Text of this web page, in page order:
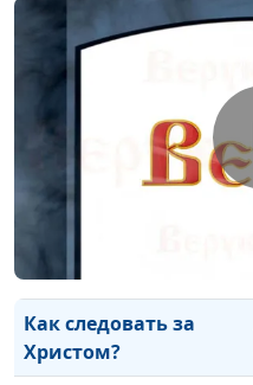
Зачем нужно
послушание?
Духовное возрастание
(вторая часть)
Духовное возрастание
(первая часть)
«По обетованию -
наследники»
Как следовать за
Христом?